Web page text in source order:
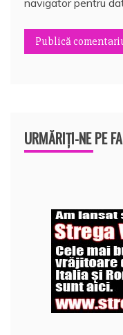
URMĂRIȚI-NE PE